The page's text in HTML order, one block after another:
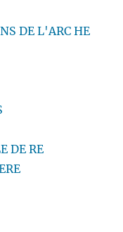
DE L'ARC HE
DE RE